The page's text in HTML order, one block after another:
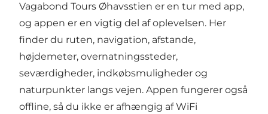
Vagabond Tours Øhavsstien er en tur med app,
og appen er en vigtig del af oplevelsen. Her
finder du ruten, navigation, afstande,
højdemeter, overnatningssteder,
seværdigheder, indkøbsmuligheder og
naturpunkter langs vejen. Appen fungerer også
offline, så du ikke er afhængig af WiFi